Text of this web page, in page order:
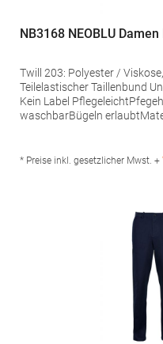
NB3168 NEOBLU
Twill 203: Polyester / Viskose,
Teilelastischer Taillenbund Unsichtbarer Reißverschluss hinten
Kein Label PflegeleichtPfegehinweis: Easy care30 °C
waschbarBügeln
FRANCE SAS, 92 Rue
* Preise inkl. gesetzlicher Mwst. +